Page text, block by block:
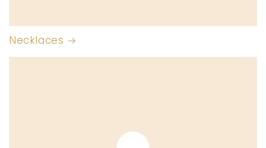
Necklaces